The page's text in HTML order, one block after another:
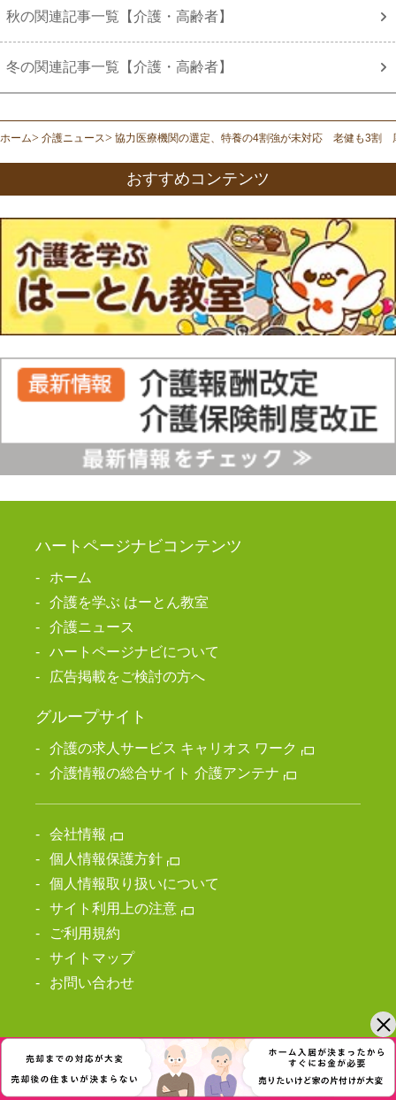
秋の関連記事一覧【介護・高齢者】
冬の関連記事一覧【介護・高齢者】
ホーム 介護ニュース 協力医療機関の選定、特養の4割強が未対応 老健も3割
おすすめコンテンツ
ハートページナビコンテンツ
ホーム
介護を学ぶ はーとん教室
介護ニュース
ハートページナビについて
広告掲載をご検討の方へ
グループサイト
介護の求人サービス キャリオス ワーク
介護情報の総合サイト 介護アンテナ
会社情報
個人情報保護方針
個人情報取り扱いについて
サイト利用上の注意
ご利用規約
サイトマップ
お問い合わせ
Copyright (C) HEART MEDICAL CARE ALL RIGHT RESERVED.